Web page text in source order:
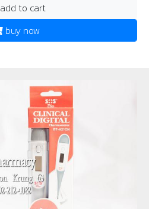
add to cart
buy now